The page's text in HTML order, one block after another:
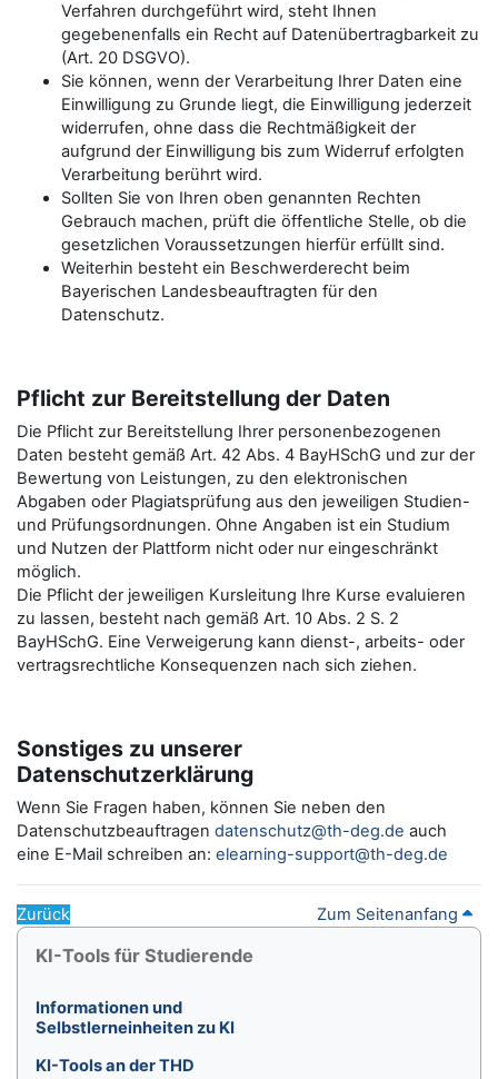
Verfahren durchgeführt wird, steht Ihnen
gegebenenfalls ein Recht auf Datenübertragbarkeit zu
(Art. 20 DSGVO).
Sie können, wenn der Verarbeitung Ihrer Daten eine
Einwilligung zu Grunde liegt, die Einwilligung jederzeit
widerrufen, ohne dass die Rechtmäßigkeit der
aufgrund der Einwilligung bis zum Widerruf erfolgten
Verarbeitung berührt wird.
Sollten Sie von Ihren oben genannten Rechten
Gebrauch machen, prüft die öffentliche Stelle, ob die
gesetzlichen Voraussetzungen hierfür erfüllt sind.
Weiterhin besteht ein Beschwerderecht beim
Bayerischen Landesbeauftragten für den
Datenschutz.
Pflicht zur Bereitstellung der Daten
Die Pflicht zur Bereitstellung Ihrer personenbezogenen
Daten besteht gemäß Art. 42 Abs. 4 BayHSchG und zur der
Bewertung von Leistungen, zu den elektronischen
Abgaben oder Plagiatsprüfung aus den jeweiligen Studien-
und Prüfungsordnungen. Ohne Angaben ist ein Studium
und Nutzen der Plattform nicht oder nur eingeschränkt
möglich.
Die Pflicht der jeweiligen Kursleitung Ihre Kurse evaluieren
zu lassen, besteht nach gemäß Art. 10 Abs. 2 S. 2
BayHSchG. Eine Verweigerung kann dienst-, arbeits- oder
vertragsrechtliche Konsequenzen nach sich ziehen.
Sonstiges zu unserer
Datenschutzerklärung
Wenn Sie Fragen haben, können Sie neben den
Datenschutzbeauftragen datenschutz@th-deg.de auch
eine E-Mail schreiben an: elearning-support@th-deg.de
Zurück Zum Seitenanfang
Blöcke
KI-Tools für Studierende überspringen
KI-Tools für Studierende
Informationen und
Selbstlerneinheiten zu KI
KI-Tools an der THD